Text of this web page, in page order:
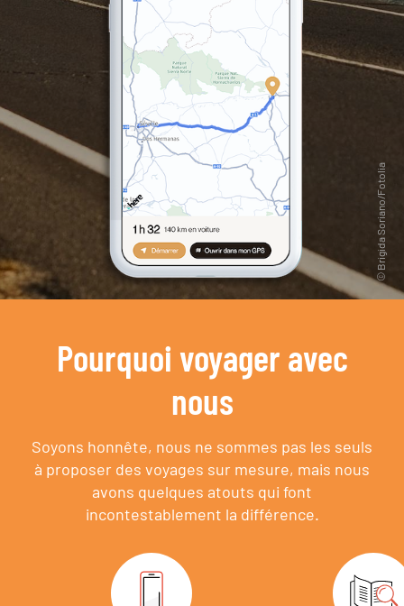
Pourquoi voyager avec
nous
Soyons honnête, nous ne sommes pas les seuls
à proposer des voyages sur mesure, mais nous
avons quelques atouts qui font
incontestablement la différence.